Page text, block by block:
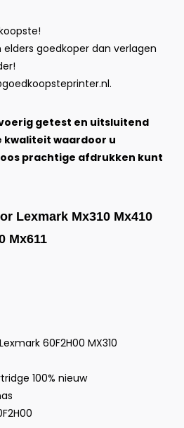
goedkoper dan verlagen
.
getest en uitsluitend
kwaliteit waardoor u
prachtige afdrukken kunt
Lexmark Mx310 Mx410
Mx611
60F2H00 MX310
100% nieuw